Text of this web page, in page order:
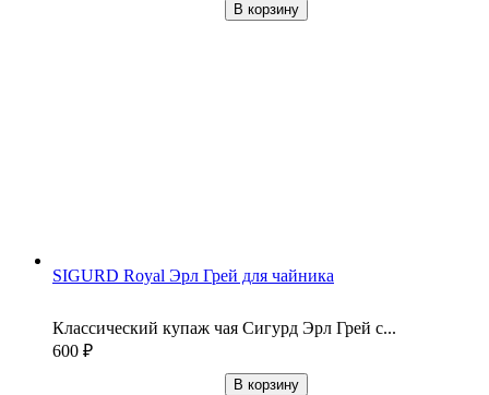
В корзину
SIGURD Royal Эрл Грей для чайника
Классический купаж чая Сигурд Эрл Грей с...
600 ₽
В корзину